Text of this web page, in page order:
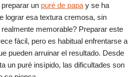
m
p
ar
tir
un puré de papa y se ha
lograr esa textura cremosa, sin
memorable? Preparar este
fácil, pero es habitual enfrentarse a
pueden arruinar el resultado. Desde
un puré insípido, las dificultades son